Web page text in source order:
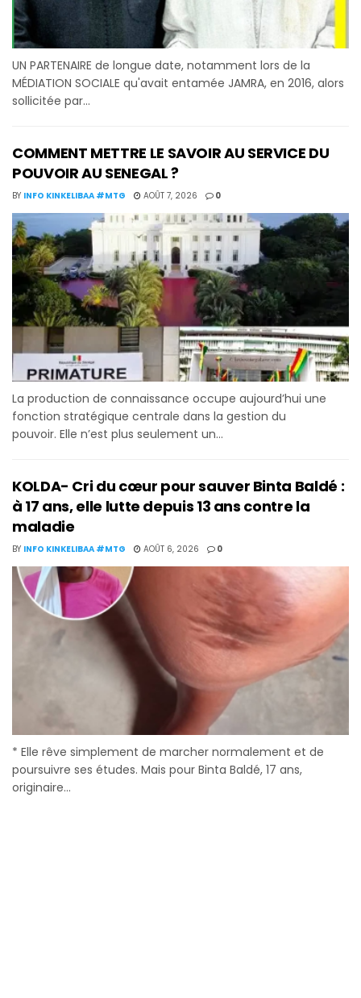
UN PARTENAIRE de longue date, notamment lors de la
MÉDIATION SOCIALE qu'avait entamée JAMRA, en 2016, alors
sollicitée par...
COMMENT METTRE LE SAVOIR AU SERVICE DU
POUVOIR AU SENEGAL ?
BY INFO KINKELIBAA #MTG AOÛT 7, 2026 0
La production de connaissance occupe aujourd’hui une
fonction stratégique centrale dans la gestion du
pouvoir. Elle n’est plus seulement un...
KOLDA- Cri du cœur pour sauver Binta Baldé :
à 17 ans, elle lutte depuis 13 ans contre la
maladie
BY INFO KINKELIBAA #MTG AOÛT 6, 2026 0
* Elle rêve simplement de marcher normalement et de
poursuivre ses études. Mais pour Binta Baldé, 17 ans,
originaire...